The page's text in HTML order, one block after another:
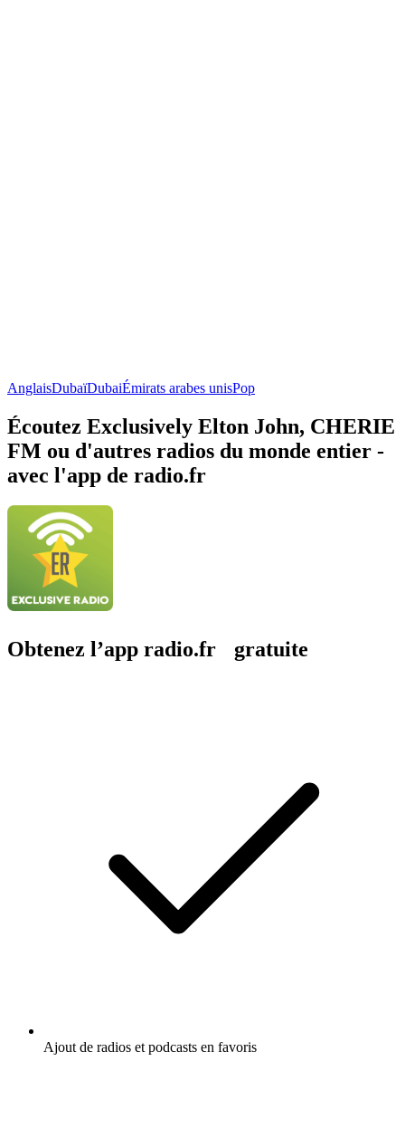
AnglaisDubaïDubaiÉmirats arabes unisPop
Écoutez Exclusively Elton John, CHERIE
FM ou d'autres radios du monde entier -
avec l'app de radio.fr
Obtenez l’app radio.fr gratuite
Ajout de radios et podcasts en favoris